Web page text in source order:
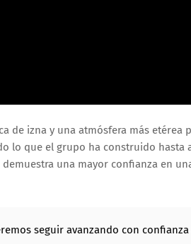
de izna y una atmósfera más etérea
lo que el grupo ha construido hasta
demuestra una mayor confianza en
seguir avanzando con